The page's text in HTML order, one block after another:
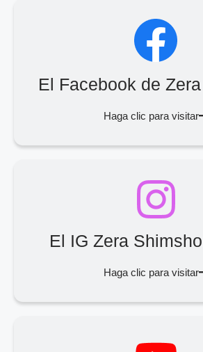
El Facebook de
Haga clic para visitar
El IG Zera
Haga clic para visitar